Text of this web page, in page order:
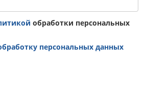
обработки персональных
персональных данных